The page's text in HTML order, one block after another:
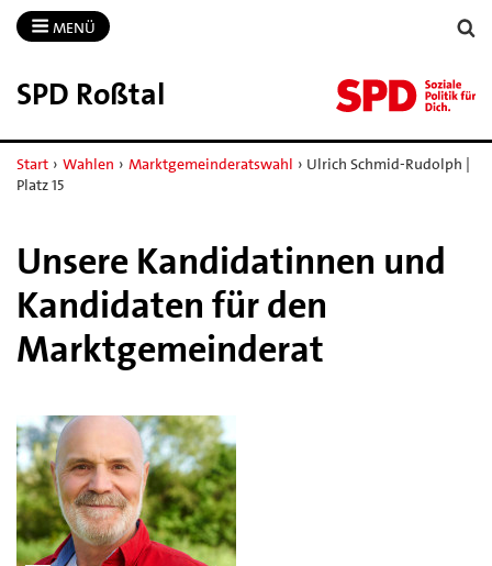
MENÜ
SPD Roßtal
Start › Wahlen › Marktgemeinderatswahl › Ulrich Schmid-Rudolph |
Platz 15
Unsere Kandidatinnen und
Kandidaten für den
Marktgemeinderat